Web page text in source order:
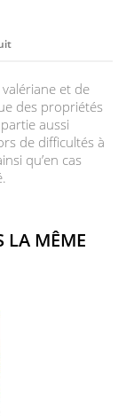
et de
des propriétés
aussi
de difficultés à
qu’en cas
LA MÊME